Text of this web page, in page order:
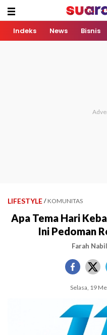
Indeks News Bisnis
LIFESTYLE / KOMUNITAS
Apa Tema Hari
Ini Pedoman
Farah
Selasa, 19